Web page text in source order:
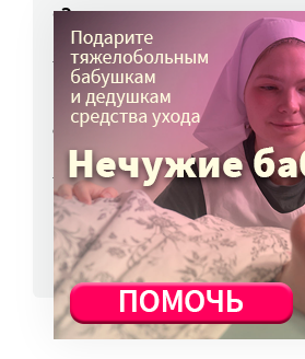
«Энхерту» от рака груди
в перечень жизненно
7 авг, 15:15
НКО часто рискуют нарушить
о персональных данных. Как
избежать?
7 авг, 13:13
ВСЕ НОВОСТИ